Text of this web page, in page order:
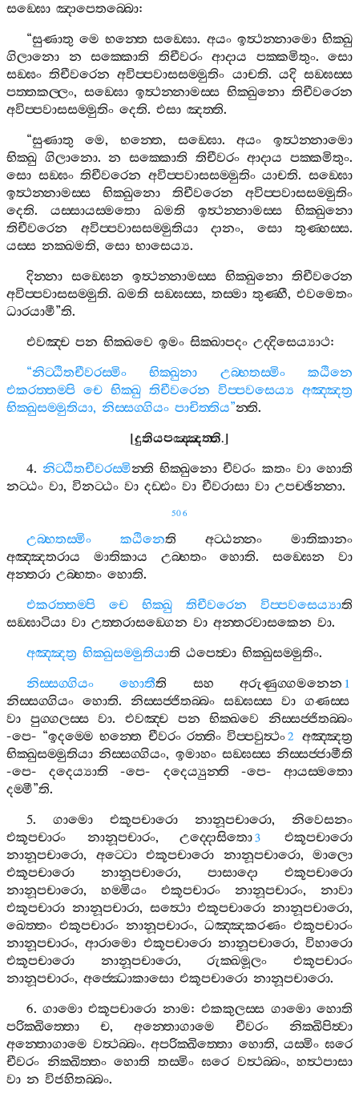
සඞ‍්ඝො ඤාපෙතබ‍්බො:
“සුණාතු මෙ භන‍්තෙ සඞ‍්ඝො. අයං ඉත්‍ථන‍්නාමො භික‍්ඛු
ගිලානො
න සක‍්කොති තිචීවරං ආදාය පක‍්කමිතුං. සො
සඞ‍්ඝං තිචීවරෙන අවිප‍්පවාසසම‍්මුතිං යාචති. යදි සඞ‍්ඝස‍්ස
පත‍්තකල‍්ලං, සඞ‍්ඝො ඉත්‍ථන‍්නාමස‍්ස භික‍්ඛුනො තිචීවරෙන
අවිප‍්පවාසසම‍්මුතිං දෙති. එසා ඤත‍්ති.
“සුණාතු මෙ, භන‍්තෙ, සඞ‍්ඝො.අයං
ඉත්‍ථන‍්නාමො
භික‍්ඛු ගිලානො.න සක‍්කොති තිචීවරං ආදාය පක‍්කමිතුං.
සො සඞ‍්ඝං තිචීවරෙන අවිප‍්පවාසසම‍්මුතිං යාචති.සඞ‍්ඝො
ඉත්‍ථන‍්නාමස‍්ස
භික‍්ඛුනො තිචීවරෙන
අවිප‍්පවාසසම‍්මුතිං
දෙති.යස‍්සායස‍්මතො ඛමති ඉත්‍ථන‍්නාමස‍්ස
භික‍්ඛුනො
තිචීවරෙන
අවිප‍්පවාසසම‍්මුතියා දානං, සො තුණ‍්හස‍්ස.
යස‍්ස නක‍්ඛමති, සො භාසෙය්‍ය.
දින‍්නා සඞ‍්ඝෙන ඉත්‍ථන‍්නාමස‍්ස භික‍්ඛුනො තිචීවරෙන
අවිප‍්පවාසසම‍්මුති. ඛමති සඞ‍්ඝස‍්ස, තස‍්මා තුණ‍්හී, එවමෙතං
ධාරයාමී”ති.
එවඤ‍්ච පන භික‍්ඛවෙ ඉමං සික‍්ඛාපදං උද‍්දිසෙය්‍යාථ:
“නිට‍්ඨිතචීවරස‍්මිං භික‍්ඛුනා උබ‍්භතස‍්මිං
කඨිනෙ
එකරත‍්තම‍්පි චෙ භික‍්ඛු තිචීවරෙන විප‍්පවසෙය්‍ය අඤ‍්ඤත්‍ර
භික‍්ඛුසම‍්මුතියා, නිස‍්සග‍්ගියං පාචිත‍්තිය”න‍්ති.
[දුතියපඤ‍්ඤත‍්ති.]
4. නිට‍්ඨිතචීවරස‍්මින‍්ති භික‍්ඛුනො චීවරං කතං වා හොති
නට‍්ඨං වා, විනට‍්ඨං වා දඩ‍්ඪං වා චීවරාසා වා උපච‍්ඡින‍්නා.
506
උබ‍්භතස‍්මිං කඨිනෙති අට‍්ඨන‍්නං
මාතිකානං
අඤ‍්ඤතරාය
මාතිකාය උබ‍්භතං හොති.සඞ‍්ඝෙන
වා
අන‍්තරා උබ‍්භතං හොති.
එකරත‍්තම‍්පි
චෙ භික‍්ඛු තිචීවරෙන විප‍්පවසෙය්‍යාති
සඞ‍්ඝාටියා වා උත‍්තරාසඞ‍්ගෙන වා අන‍්තරවාසකෙන වා.
අඤ‍්ඤත්‍ර භික‍්ඛුසම‍්මුතියාති ඨපෙත්‍වා භික‍්ඛුසම‍්මුතිං.
නිස‍්සග‍්ගියං
හොතීති සහ අරුණුග‍්ගමනෙන 1
නිස‍්සග‍්ගියං හොති. නිස‍්සජ‍්ජිතබ‍්බං සඞ‍්ඝස‍්ස වා ගණස‍්ස
වා
පුග‍්ගලස‍්ස වා.එවඤ‍්ච පන භික‍්ඛවෙ
නිස‍්සජ‍්ජිතබ‍්බං
-පෙ- “ඉදම‍්මෙ භන‍්තෙ චීවරං රත‍්තිං විප‍්පවුත්‍ථං2
අඤ‍්ඤත්‍ර
භික‍්ඛුසම‍්මුතියා නිස‍්සග‍්ගියං, ඉමාහං සඞ‍්ඝස‍්ස නිස‍්සජ‍්ජාමීති
-පෙ-දදෙය්‍යාති -පෙ- දදෙය්‍යුන‍්ති -පෙ-ආයස‍්මතො
දම‍්මී”ති.
5. ගාමො එකූපචාරො නානූපචාරො, නිවෙසනං
එකූපචාරං
නානූපචාරං,උද‍්දොසිතො3
එකූපචාරො
නානූපචාරො, අට‍්ටො එකූපචාරො නානූපචාරො, මාලො
එකූපචාරො
නානූපචාරො, පාසාදො
එකූපචාරො
නානූපචාරො, හම‍්මියං එකූපචාරං නානූපචාරං, නාවා
එකූපචාරා නානූපචාරා, සත්‍ථො එකූපචාරො නානූපචාරො,
ඛෙත‍්තං එකූපචාරං නානූපචාරං, ධඤ‍්ඤකරණං එකූපචාරං
නානූපචාරං, ආරාමො එකූපචාරො නානූපචාරො, විහාරො
එකූපචාරො
නානූපචාරො,රුක‍්ඛමූලං
එකූපචාරං
නානූපචාරං, අජ‍්ඣොකාසො එකූපචාරො නානූපචාරො.
6.ගාමො එකූපචාරො නාම:එකකුලස‍්ස ගාමො හොති
පරික‍්ඛිත‍්තො
ච, අන‍්තොගාමෙ චීවරං
නික‍්ඛිපිත්‍වා
අන‍්තොගාමෙ වත්‍ථබ‍්බං.අපරික‍්ඛිත‍්තො හොති, යස‍්මිං ඝරෙ
චීවරං නික‍්ඛිත‍්තං හොති තස‍්මිං ඝරෙ වත්‍ථබ‍්බං, හත්‍ථපාසා
වා න විජහිතබ‍්බං.